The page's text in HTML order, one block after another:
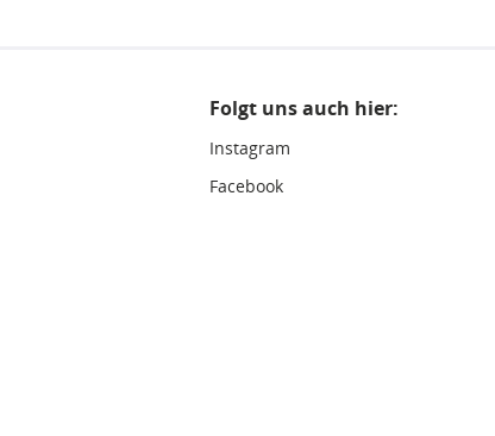
Folgt uns auch hier:
Instagram
Facebook